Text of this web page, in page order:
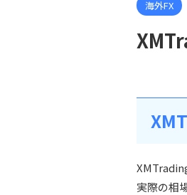
海外FX
実際の相